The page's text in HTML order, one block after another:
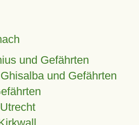
und Gefährten
und Gefährten